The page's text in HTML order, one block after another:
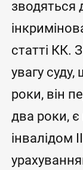
зводяться
статті КК.
увагу
роки, він
два роки,
інвалідом